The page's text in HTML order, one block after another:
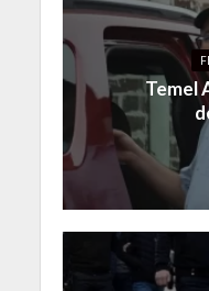
Temel